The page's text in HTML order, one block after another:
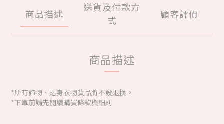
商品描述
送貨及付款方
式
顧客評價
商品描述
*所有飾物、貼身衣物貨品將不設退換。
*下單前請先閱讀購買條款與細則